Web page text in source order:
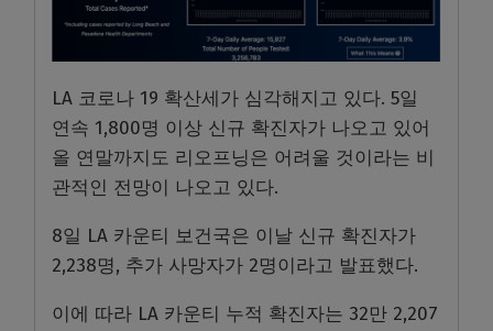
LA 코로나 19 확산세가 심각해지고 있다. 5일
연속 1,800명 이상 신규 확진자가 나오고 있어
올 연말까지도 리오프닝은 어려울 것이라는 비
관적인 전망이 나오고 있다.
8일 LA 카운티 보건국은 이날 신규 확진자가
2,238명, 추가 사망자가 2명이라고 발표했다.
이에 따라 LA 카운티 누적 확진자는 32만 2,207